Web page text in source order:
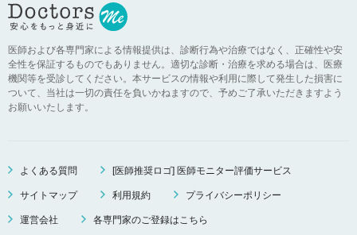
医師および各専門家による情報提供は、診断行為や治療ではなく、正確性や安
全性を保証するものでもありません。適切な診断・治療を求める場合は、医療
機関等を受診してください。本サービスの情報や利用に際して発生した損害に
ついて、当社は一切の責任を負いかねますので、予めご了承いただきますよう
お願いいたします。
よくある質問 [医師推奨ロゴ] 医師モニター評価サービス
サイトマップ 利用規約 プライバシーポリシー
運営会社 各専門家のご登録はこちら